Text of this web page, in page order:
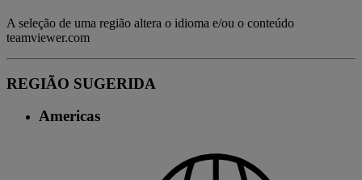
A seleção de uma região altera o idioma e/ou o conteúdo
teamviewer.com
REGIÃO SUGERIDA
Americas